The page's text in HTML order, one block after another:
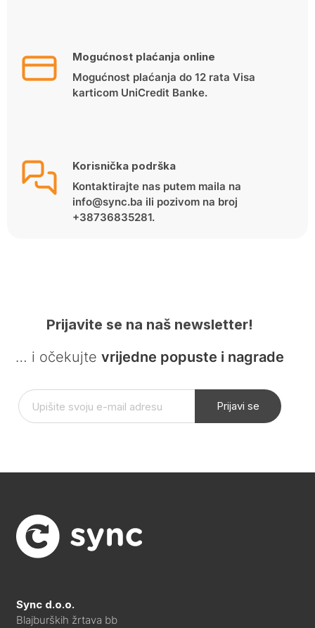
Mogućnost plaćanja online
Mogućnost plaćanja do 12 rata Visa
karticom UniCredit Banke.
Korisnička podrška
Kontaktirajte nas putem maila na
info@sync.ba ili pozivom na broj
+38736835281.
Prijavite se na naš newsletter!
… i očekujte vrijedne popuste i nagrade
Prijavi se
Sync d.o.o.
Blajburških žrtava bb